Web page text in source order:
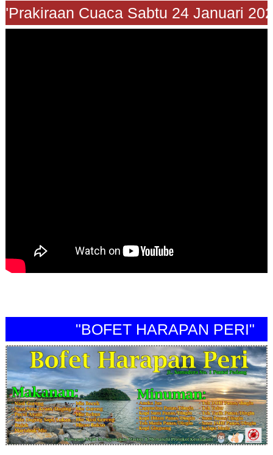
Cuaca Sabtu 24 Januari
"BOFET HARAPAN PERI"